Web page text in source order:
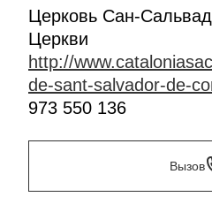
Церковь Сан-
Церкви
http://
de-sant-salvador-de-
973 550 136
Вызов